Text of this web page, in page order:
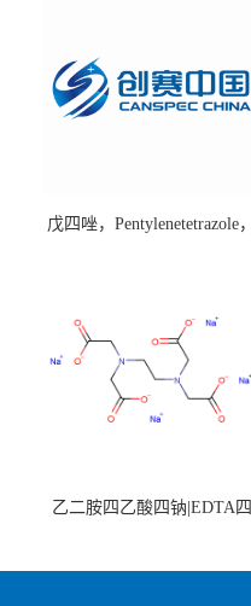
戊四唑，Pentylenetetrazole，
乙二胺四乙酸四钠|EDTA四